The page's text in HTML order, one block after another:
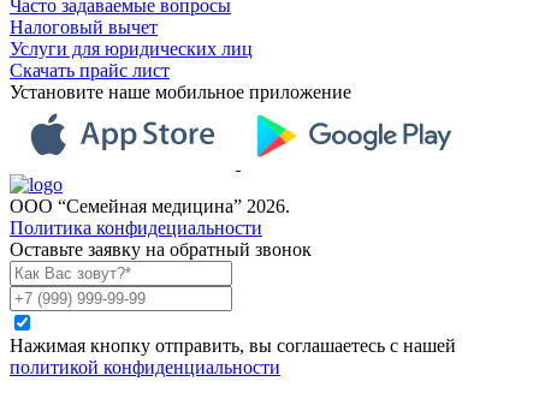
Часто задаваемые вопросы
Налоговый вычет
Услуги для юридических лиц
Скачать прайс лист
Установите наше мобильное приложение
ООО “Семейная медицина” 2026.
Политика конфидециальности
Оставьте заявку на обратный звонок
Нажимая кнопку отправить, вы соглашаетесь с нашей
политикой конфиденциальности